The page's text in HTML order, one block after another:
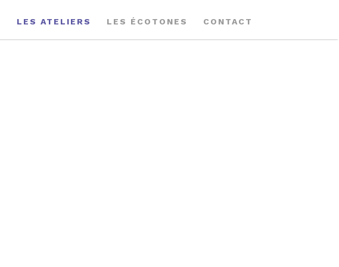
LES ATELIERS LES ÉCOTONES CONTACT